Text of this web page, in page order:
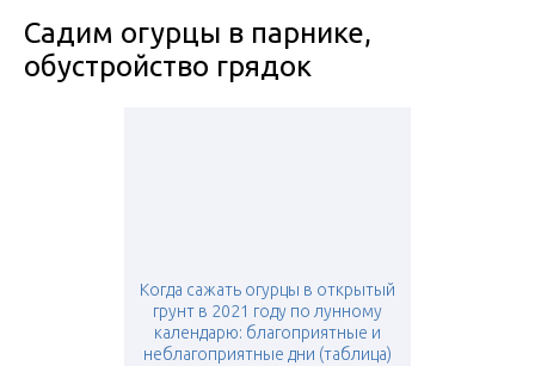
Садим огурцы в парнике,
обустройство грядок
Когда сажать огурцы в открытый
грунт в 2021 году по лунному
календарю: благоприятные и
неблагоприятные дни (таблица)